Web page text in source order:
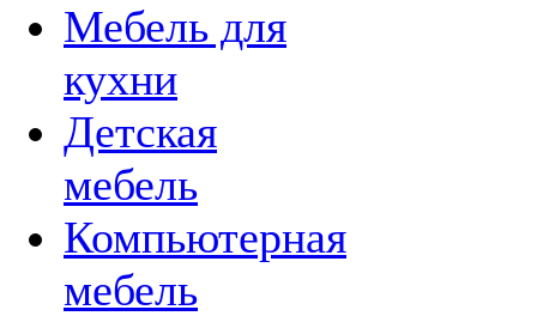
Мебель для
кухни
Детская
мебель
Компьютерная
мебель